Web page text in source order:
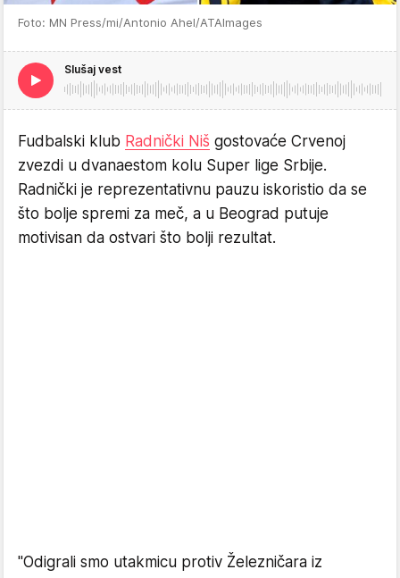
Foto: MN Press/mi/Antonio Ahel/ATAImages
Slušaj vest
Fudbalski klub Radnički Niš gostovaće Crvenoj
zvezdi u dvanaestom kolu Super lige Srbije.
Radnički je reprezentativnu pauzu iskoristio da se
što bolje spremi za meč, a u Beograd putuje
motivisan da ostvari što bolji rezultat.
"Odigrali smo utakmicu protiv Železničara iz